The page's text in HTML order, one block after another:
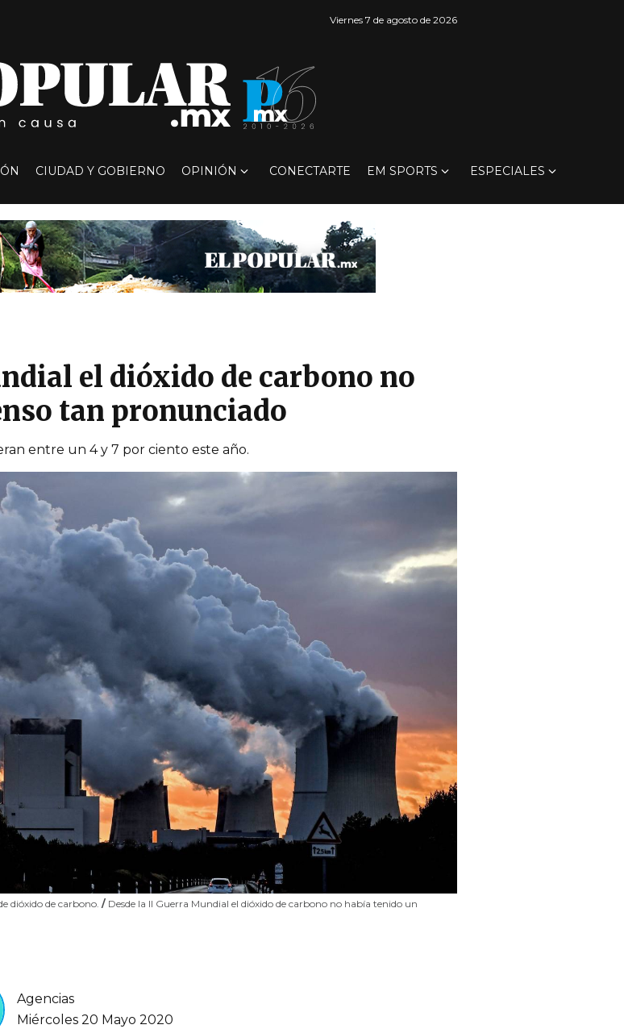
Viernes 7 de agosto de 2026
CIUDAD Y GOBIERNO OPINIÓN CONECTARTE EM SPORTS ESPECIALES
dióxido de carbono. / Desde la II Guerra Mundial el dióxido de carbono no había tenido un
el dióxido de carbono no
tan pronunciado
entre un 4 y 7 por ciento este año.
Agencias
Miércoles 20 Mayo 2020